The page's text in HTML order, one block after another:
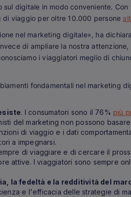
digitale in modo conveniente.
viaggio per oltre 10.000 persone
nel marketing digitale», ha
di ampliare la nostra
i viaggiatori meglio di
fondamentali nel marketing
. I consumatori sono il 76% più
del marketing non possono
di viaggio e i dati
a impegnarsi.
di viaggiare e di cercare il
attive. I viaggiatori sono sempre
la fedeltà e la redditività del
e l'efficacia delle strategie di